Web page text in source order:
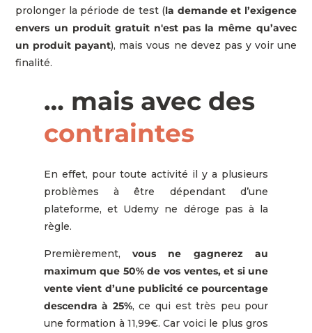
prolonger la période de test (la demande et l’exigence
envers un produit gratuit n'est pas la même qu’avec
un produit payant), mais vous ne devez pas y voir une
finalité.
… mais avec des
contraintes
En effet, pour toute activité il y a plusieurs
problèmes à être dépendant d’une
plateforme, et Udemy ne déroge pas à la
règle.
Premièrement,vous ne gagnerez au
maximum que 50% de vos ventes, et si une
vente vient d’une publicité ce pourcentage
descendra à 25%, ce qui est très peu pour
une formation à 11,99€. Car voici le plus gros